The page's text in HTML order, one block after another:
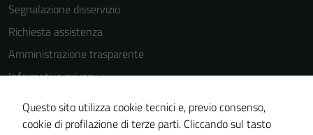
Segnalazione disservizio
Richiesta assistenza
Amministrazione trasparente
Informativa privacy
Cookie Policy
Note legali
Questo sito utilizza cookie tecnici e, previo consenso,
cookie di profilazione di terze parti. Cliccando sul tasto
Questi cookie
sono necessari